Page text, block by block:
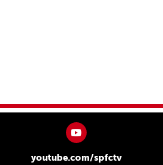
youtube.com/spfctv